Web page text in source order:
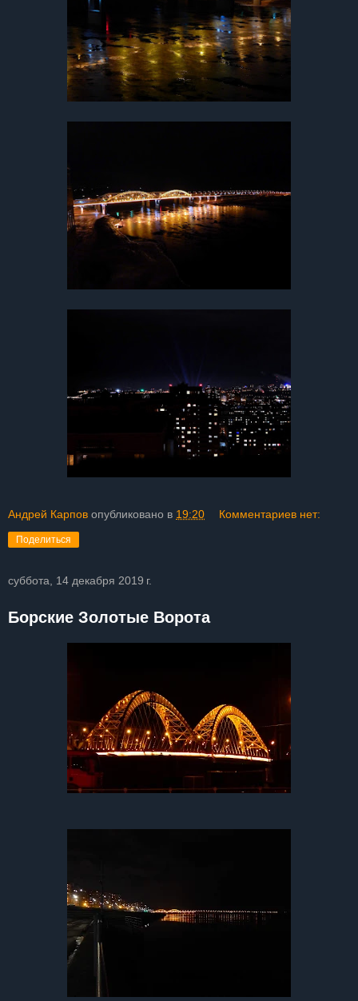
Андрей Карпов опубликовано в 19:20 Комментариев нет:
Поделиться
суббота, 14 декабря 2019 г.
Борские Золотые Ворота